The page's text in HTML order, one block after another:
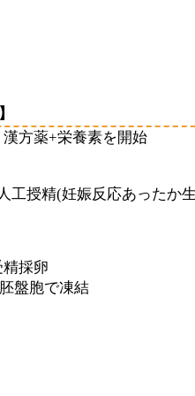
漢方薬+栄養素を開始
工授精(妊娠反応あったか
精採卵
盤胞で凍結